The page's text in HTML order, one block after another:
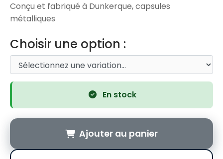
Conçu et fabriqué à Dunkerque, capsules
métalliques
Choisir une option :
En stock
Ajouter au panier